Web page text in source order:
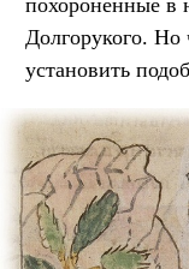
Долгорукого. Но
установить